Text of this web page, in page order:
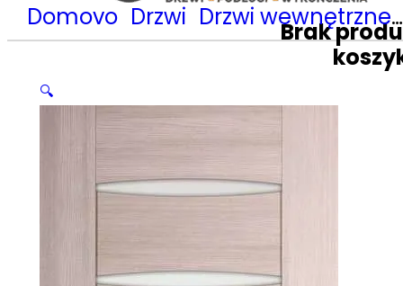
Brak
Domovo Drzwi Drzwi wewnętrzne
🔍